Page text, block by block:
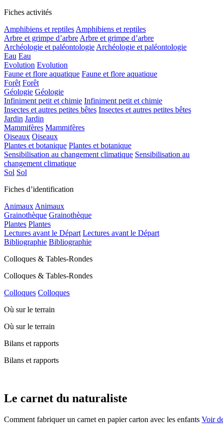
Fiches activités
Amphibiens et reptiles Amphibiens et reptiles
Arbre et grimpe d’arbre Arbre et grimpe d’arbre
Archéologie et paléontologie Archéologie et paléontologie
Eau Eau
Evolution Evolution
Faune et flore aquatique Faune et flore aquatique
Forêt Forêt
Géologie Géologie
Infiniment petit et chimie Infiniment petit et chimie
Insectes et autres petites bêtes Insectes et autres petites bêtes
Jardin Jardin
Mammifères Mammifères
Oiseaux Oiseaux
Plantes et botanique Plantes et botanique
Sensibilisation au changement climatique Sensibilisation au
changement climatique
Sol Sol
Fiches d’identification
Animaux Animaux
Grainothèque Grainothèque
Plantes Plantes
Lectures avant le Départ Lectures avant le Départ
Bibliographie Bibliographie
Colloques & Tables-Rondes
Colloques & Tables-Rondes
Colloques Colloques
Où sur le terrain
Où sur le terrain
Bilans et rapports
Bilans et rapports
Le carnet du naturaliste
Comment fabriquer un carnet en papier carton avec les enfants Voir